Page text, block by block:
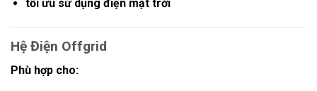
tối ưu sử dụng điện mặt trời
Hệ Điện Offgrid
Phù hợp cho: